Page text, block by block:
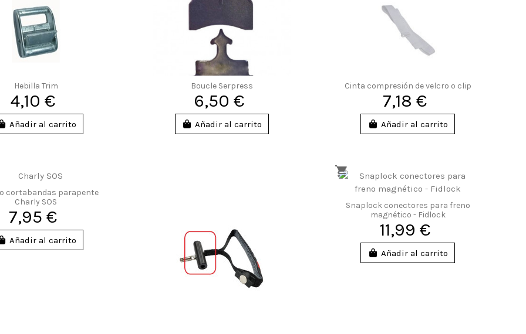
Hebilla Trim
4,10 €
Añadir al carrito
Boucle Serpress
6,50 €
Añadir al carrito
Cinta compresión de velcro o clip
7,18 €
Añadir al carrito
cortabandas parapente
Charly SOS
7,95 €
Añadir al carrito
Snaplock conectores para freno
magnético - Fidlock
11,99 €
Añadir al carrito